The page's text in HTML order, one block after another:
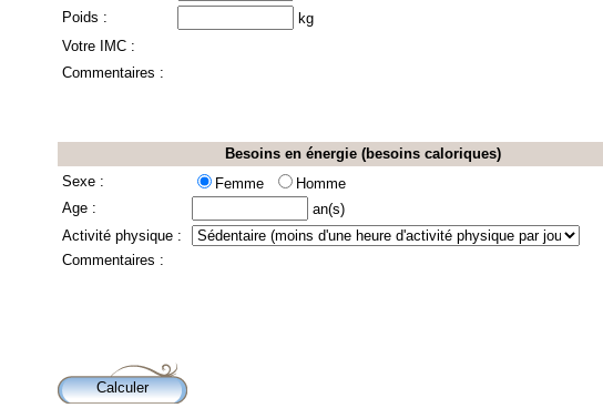
Poids :
kg
Votre IMC :
Commentaires :
Besoins en énergie (besoins caloriques)
Sexe :
Femme
Homme
Age :
an(s)
Activité physique :
Commentaires :